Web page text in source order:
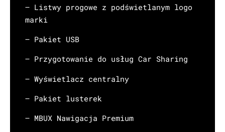
– Listwy progowe z podświetlanym logo
marki
– Pakiet USB
– Przygotowanie do usług Car Sharing
– Wyświetlacz centralny
– Pakiet lusterek
– MBUX Nawigacja Premium